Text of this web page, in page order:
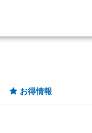
お得情報